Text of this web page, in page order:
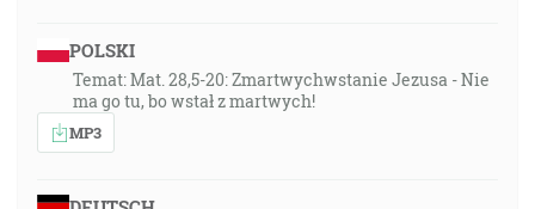
POLSKI
Temat: Mat. 28,5-20: Zmartwychwstanie Jezusa - Nie
ma go tu, bo wstał z martwych!
MP3